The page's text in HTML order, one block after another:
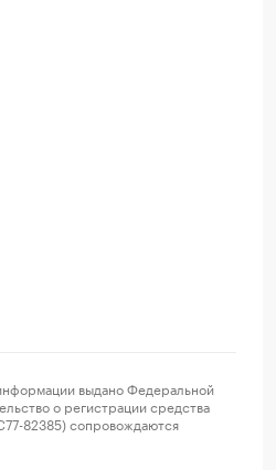
выдано Федеральной
о регистрации средства
82385) сопровождаются